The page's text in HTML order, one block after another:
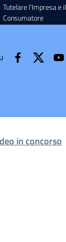
Tutelare l'Impresa e il
Consumatore
in concorso